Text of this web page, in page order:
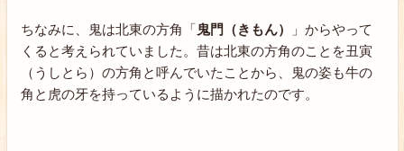
ちなみに、鬼は北東の方角「鬼門（きもん）
」からやって
くると考えられていました。昔は北東の方角のことを丑寅
（うしとら）の方角と呼んでいたことから、鬼の姿も牛の
角と虎の牙を持っているように描かれたのです。